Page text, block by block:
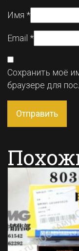
Имя *
Email *
Сохранить моё
браузере для